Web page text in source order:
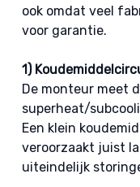
ook omdat veel
voor garantie.
1)
De monteur meet
superheat/
Een klein
veroorzaakt juist
uiteindelijk